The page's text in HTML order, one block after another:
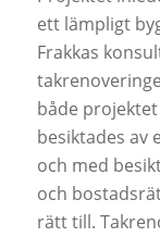
ett lämpligt
Frakkas
både
besiktades av
och med
och
rätt till.